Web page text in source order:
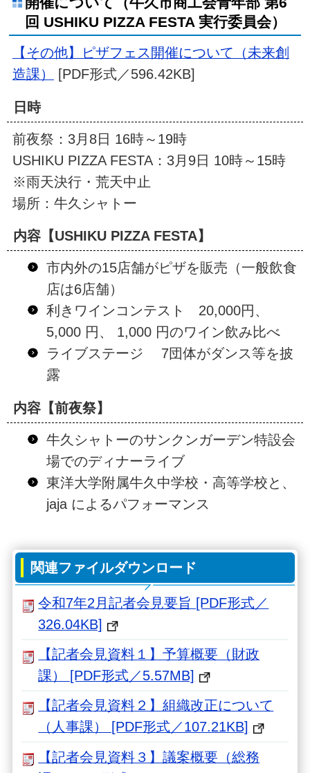
回 USHIKU PIZZA FESTA 実行委員会）
【その他】ピザフェス開催について（未来創
造課）
[PDF形式／596.42KB]
日時
前夜祭：3月8日 16時～19時
USHIKU PIZZA FESTA：3月9日 10時～15時
※雨天決行・荒天中止
場所：牛久シャトー
内容【USHIKU PIZZA FESTA】
市内外の15店舗がピザを販売（一般飲食
店は6店舗）
利きワインコンテスト 20,000円、
5,000 円、 1,000 円のワイン飲み比べ
ライブステージ 7団体がダンス等を披
露
内容【前夜祭】
牛久シャトーのサンクンガーデン特設会
場でのディナーライブ
東洋大学附属牛久中学校・高等学校と、
jaja によるパフォーマンス
関連ファイルダウンロード
令和7年2月記者会見要旨 [PDF形式／
326.04KB]
【記者会見資料１】予算概要（財政
課） [PDF形式／5.57MB]
【記者会見資料２】組織改正について
（人事課） [PDF形式／107.21KB]
【記者会見資料３】議案概要（総務